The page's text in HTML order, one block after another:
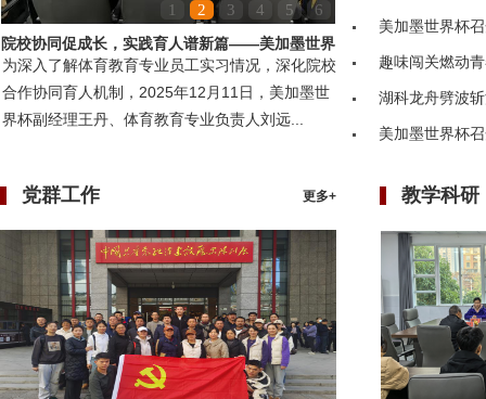
1 2 3 4 5
6
院校协同促成长，实践育人谱新篇——美加墨世界
杯领导赴嘉鱼县第...
为深入了解体育教育专业员工实习情况，深化院校
合作协同育人机制，2025年12月11日，美加墨世
界杯副经理王丹、体育教育专业负责人刘远...
美加墨世界杯
趣味闯关燃动
湖科龙舟劈波
美加墨世界杯
更多+
党群工作 教学科研